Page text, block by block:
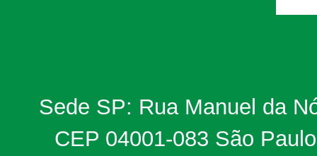
Sede SP: Rua Manuel da
CEP 04001-083 São